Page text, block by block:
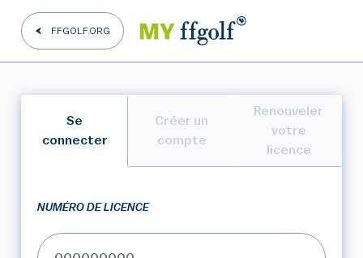
FFGOLF.ORG
Se
connecter
Créer un
compte
Renouveler
votre
licence
NUMÉRO DE LICENCE